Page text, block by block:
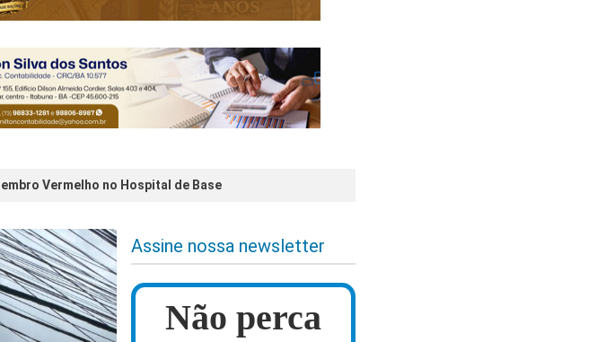
Vermelho no Hospital de Base
Assine nossa newsletter
Não perca